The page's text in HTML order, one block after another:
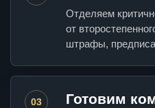
Отделяем
от
штрафы,
03 Готовим